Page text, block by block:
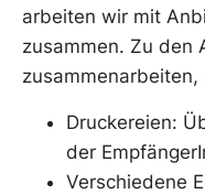
arbeiten wir mit
zusammen. Zu den
zusammenarbeiten,
Druckereien:
der
Verschiedene